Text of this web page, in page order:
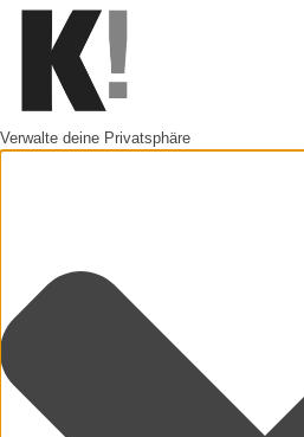
Verwalte deine Privatsphäre